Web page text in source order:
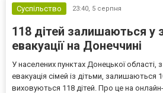
Суспільство 23:40, 5 серпня
118 дітей залишаються у
евакуації на Донеччині
У населених пунктах Донецької області,
евакуація сімей із дітьми, залишаються
виховуються 118 дітей. Про це на